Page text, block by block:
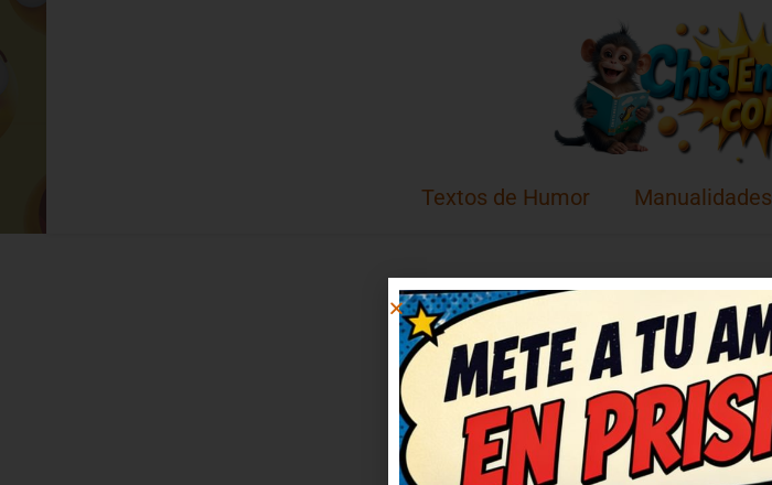
Textos de Humor Manualidades